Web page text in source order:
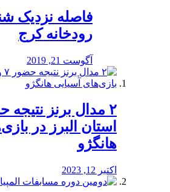
️فاصله نزدیک
رودخانه کرج
آگوست 21, 2019
استان البرز در
هانگژو
اکتبر 12, 2023